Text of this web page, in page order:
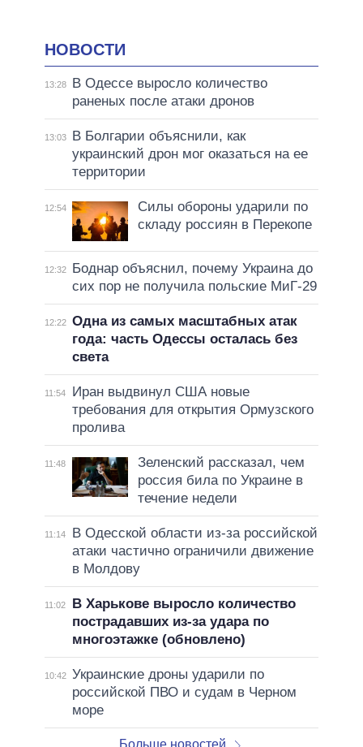
НОВОСТИ
13:28
В Одессе выросло количество
раненых после атаки дронов
13:03
В Болгарии объяснили, как
украинский дрон мог оказаться на ее
территории
12:54
Силы обороны ударили по
складу россиян в Перекопе
12:32
Боднар объяснил, почему Украина до
сих пор не получила польские МиГ-29
12:22 Одна из самых масштабных атак
года: часть Одессы осталась без
света
11:54
Иран выдвинул США новые
требования для открытия Ормузского
пролива
11:48
Зеленский рассказал, чем
россия била по Украине в
течение недели
11:14
В Одесской области из-за российской
атаки частично ограничили движение
в Молдову
11:02
В Харькове выросло количество
пострадавших из-за удара по
многоэтажке (обновлено)
10:42 Украинские дроны ударили по
российской ПВО и судам в Черном
море
Больше новостей